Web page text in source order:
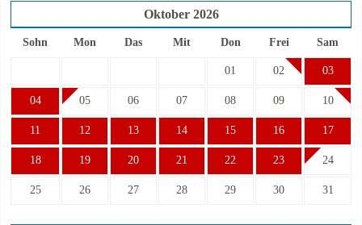
Oktober 2026
Sohn Mon Das Mit Don Frei Sam
01 02 03
04 05 06 07 08 09 10
11 12 13 14 15 16 17
18 19 20 21 22 23 24
25 26 27 28 29 30 31